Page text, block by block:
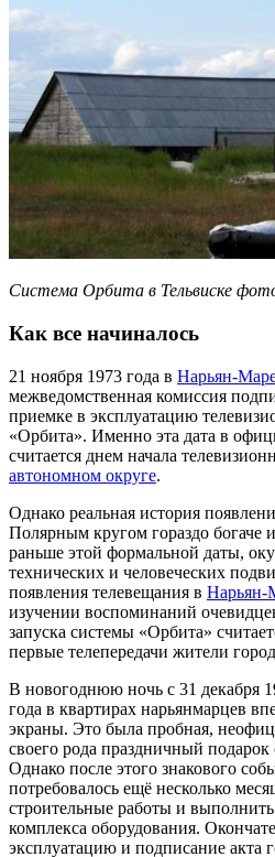
Система Орбита в Тельвиске
Как все начиналось
21 ноября 1973 года в Нарьян-
межведомственная комиссия
приемке в эксплуатацию
«Орбита». Именно эта дата в
считается днем начала
автономном округе.
Однако реальная история
Полярным кругом гораздо богаче
раньше этой формальной даты,
технических и человеческих
появления телевещания в Нарьян-
изучении воспоминаний
запуска системы «Орбита»
первые телепередачи жители
В новогоднюю ночь с 31 декабря
года в квартирах нарьянмарцев
экраны. Это была пробная,
своего рода праздничный подарок
Однако после этого знакового
потребовалось ещё несколько
строительные работы и
комплекса оборудования.
эксплуатацию и подписание акта